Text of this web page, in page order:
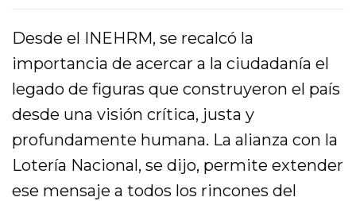
Desde el INEHRM, se recalcó la
importancia de acercar a la ciudadanía el
legado de figuras que construyeron el país
desde una visión crítica, justa y
profundamente humana. La alianza con la
Lotería Nacional, se dijo, permite extender
ese mensaje a todos los rincones del